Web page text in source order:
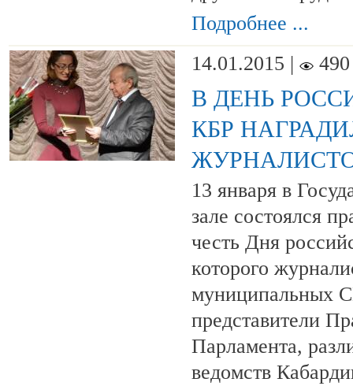
Подробнее ...
14.01.2015 |
490
В ДЕНЬ
КБР
13 января в
зале состоялся
честь Дня
которого
муниципальных
представители
Парламента,
ведомств